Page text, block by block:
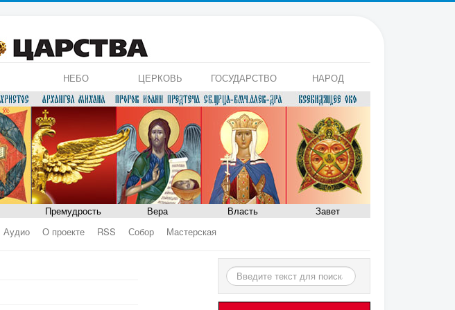
НЕБО ЦЕРКОВЬ ГОСУДАРСТВО НАРОД
Премудрость Вера Власть
Завет
Аудио О проекте RSS Собор Мастерская
Искать...